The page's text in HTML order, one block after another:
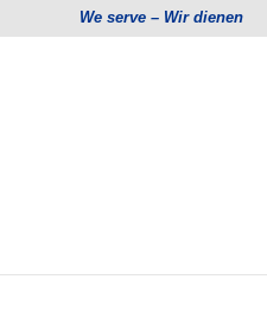
We serve – Wir dienen